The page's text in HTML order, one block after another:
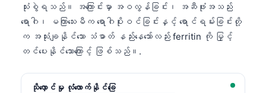
သုံးစွဲရသည်။ အကြောင်းမှာ အဝလွန်ခြင်း၊ အဆီဖုံးအသည်း
ရောဂါ၊ မကြာသေးမီက ရောဂါပိုးဝင်ခြင်းနှင့် ရောင်ရမ်းခြင်းတို့
က အသုံးချနိုင်သော သံဓာတ် နည်းနေသော်လည်း ferritin ကို မြှင့်
တင်ပေးနိုင်သောကြောင့် ဖြစ်သည်။.
သိုလှောင်မှု လုံလောက်နိုင်ခြေ